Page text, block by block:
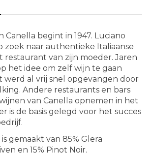
Canella begint in 1947. Luciano
zoek naar authentieke Italiaanse
restaurant van zijn moeder. Jaren
het idee om zelf wijn te gaan
werd al vrij snel opgevangen door
Andere restaurants en bars
van Canella opnemen in het
is de basis gelegd voor het succes
gemaakt van 85% Glera
en 15% Pinot Noir.